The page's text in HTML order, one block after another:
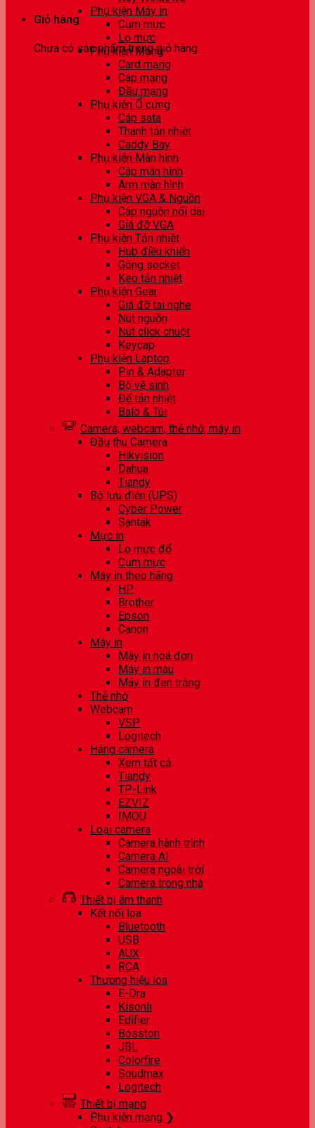
Giỏ hàng
Chưa có sản phẩm trong giỏ hàng.
Phụ kiện Máy in
Cụm mực
Lọ mực
Phụ kiện Mạng
Card mạng
Cáp mạng
Đầu mạng
Phụ kiện Ổ cứng
Cáp sata
Thanh tản nhiệt
Caddy Bay
Phụ kiện Màn hình
Cáp màn hình
Arm màn hình
Phụ kiện VGA & Nguồn
Cáp nguồn nối dài
Giá đỡ VGA
Phụ kiện Tản nhiệt
Hub điều khiển
Gông socket
Keo tản nhiệt
Phụ kiện Gear
Giá đỡ tai nghe
Nút nguồn
Nút click chuột
Keycap
Phụ kiện Laptop
Pin & Adapter
Bộ vệ sinh
Đế tản nhiệt
Balo & Túi
Camera, webcam, thẻ nhớ, máy in
Đầu thu Camera
Hikvision
Dahua
Tiandy
Bộ lưu điện (UPS)
Cyber Power
Santak
Mực in
Lọ mực đổ
Cụm mực
Máy in theo hãng
HP
Brother
Epson
Canon
Máy in
Máy in hoá đơn
Máy in màu
Máy in đen trắng
Thẻ nhớ
Webcam
VSP
Logitech
Hãng camera
Xem tất cả
Tiandy
TP-Link
EZVIZ
IMOU
Loại camera
Camera hành trình
Camera AI
Camera ngoài trời
Camera trong nhà
Thiết bị âm thanh
Kết nối loa
Bluetooth
USB
AUX
RCA
Thương hiệu loa
E-Dra
Kisonli
Edifier
Bosston
JBL
Colorfire
Soudmax
Logitech
Thiết bị mạng
Phụ kiện mạng ❯